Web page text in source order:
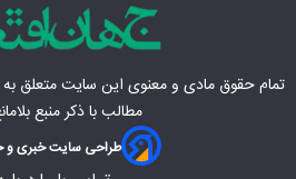
تمام حقوق مادی‌ و معنوی این سایت متعلق
مطالب با ذکر منبع
طراحی سایت خبری و